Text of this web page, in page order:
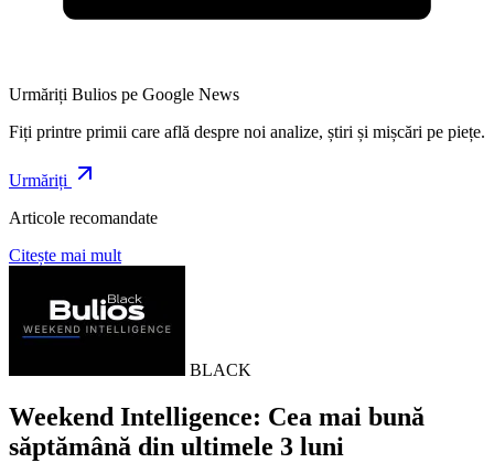
Urmăriți Bulios pe Google News
Fiți printre primii care află despre noi analize, știri și mișcări pe piețe.
Urmăriți
Articole recomandate
Citește mai mult
BLACK
Weekend Intelligence: Cea mai bună
săptămână din ultimele 3 luni